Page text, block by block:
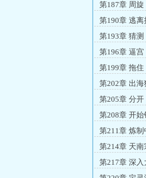
第187章 周旋
第190章 逃离
第193章 猜测
第196章 逼宫
第199章 拖住
第202章 出海
第205章 分开
第208章 开始
第211章 炼
第214章 天南
第217章 深入